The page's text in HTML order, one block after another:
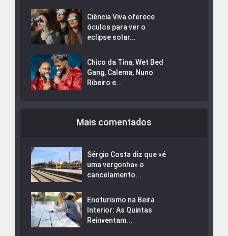
Ciência Viva oferece
óculos para ver o
eclipse solar...
Chico da Tina, Wet Bed
Gang, Calema, Nuno
Ribeiro e...
Mais comentados
Sérgio Costa diz que «é
uma vergonha» o
cancelamento...
Enoturismo na Beira
Interior: As Quintas
Reinventam...